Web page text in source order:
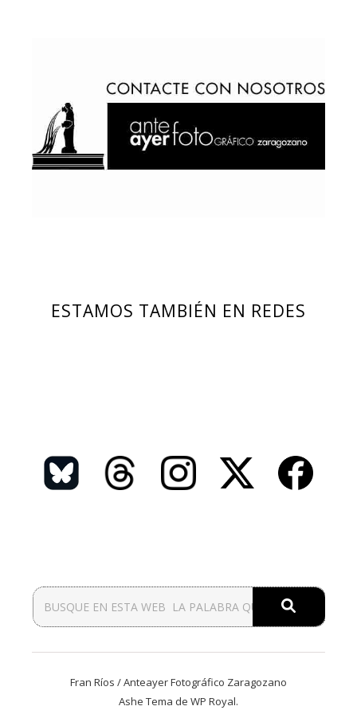
ESTAMOS TAMBIÉN EN REDES
Fran Ríos / Anteayer Fotográfico Zaragozano
Ashe Tema de WP Royal.